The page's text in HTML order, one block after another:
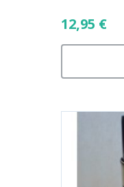
12,95 €